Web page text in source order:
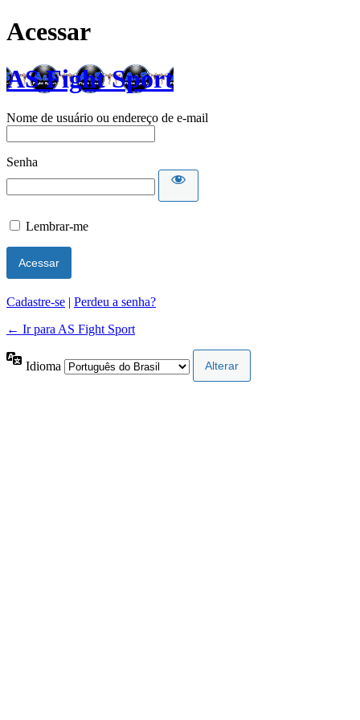
Acessar
AS Fight Sport
Nome de usuário ou endereço de e-mail
Senha
Lembrar-me
Cadastre-se | Perdeu a senha?
← Ir para AS Fight Sport
Idioma